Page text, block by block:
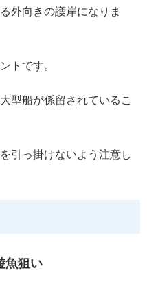
外向きの護岸になりま
トです。
型船が係留されているこ
引っ掛けないよう注意し
魚狙い